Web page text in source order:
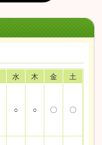
水 木 金 土
○ ○ 〇 〇